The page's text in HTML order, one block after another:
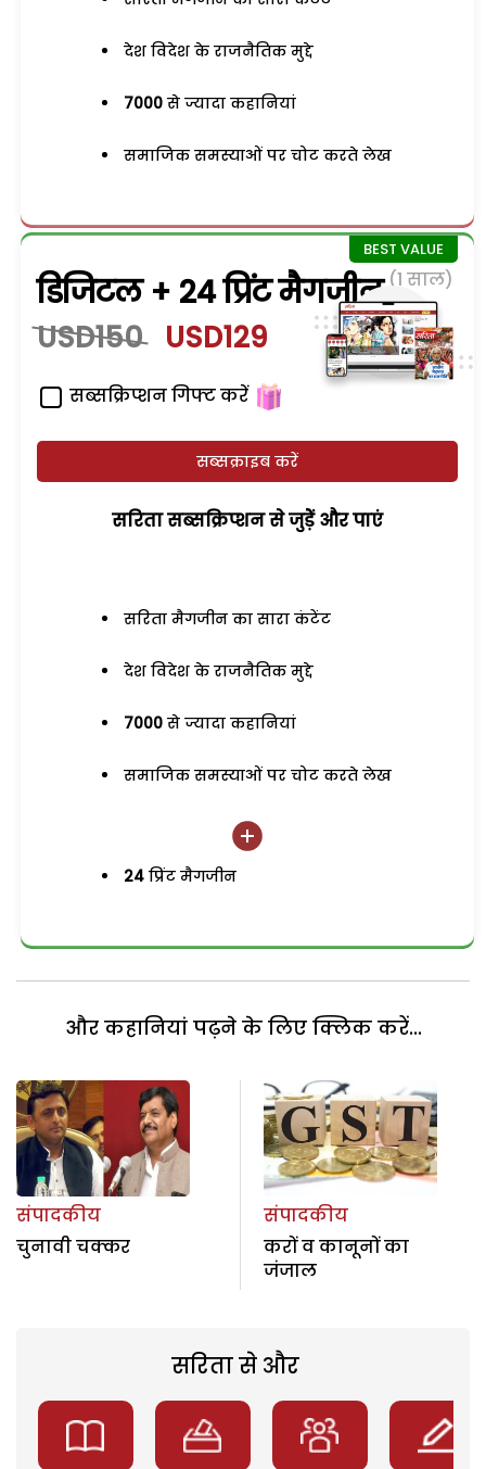
देश विदेश के राजनैतिक मुद्दे
7000 से ज्यादा कहानियां
समाजिक समस्याओं पर चोट करते लेख
डिजिटल + 24 प्रिंट मैगजीन (1 साल)
USD150 USD129
सब्सक्रिप्शन गिफ्ट करें
सब्सक्राइब करें
सरिता सब्सक्रिप्शन से जुड़ेें और पाएं
सरिता मैगजीन का सारा कंटेंट
देश विदेश के राजनैतिक मुद्दे
7000 से ज्यादा कहानियां
समाजिक समस्याओं पर चोट करते लेख
24 प्रिंट मैगजीन
और कहानियां पढ़ने के लिए क्लिक करें...
संपादकीय
चुनावी चक्कर
संपादकीय
करों व कानूनों का
जंजाल
सरिता से और